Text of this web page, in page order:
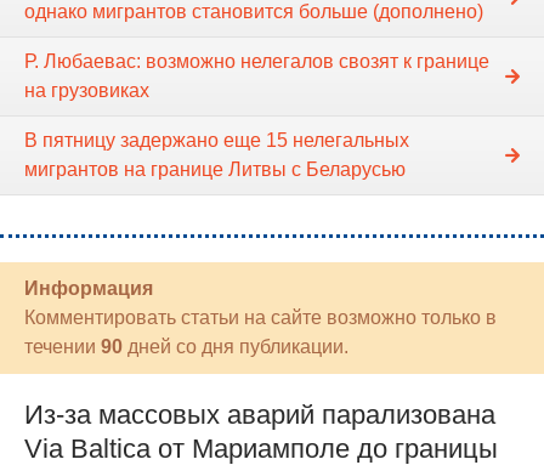
однако мигрантов становится больше (дополнено)
Р. Любаевас: возможно нелегалов свозят к границе
на грузовиках
В пятницу задержано еще 15 нелегальных
мигрантов на границе Литвы с Беларусью
Информация
Комментировать статьи на сайте возможно только в
течении 90 дней со дня публикации.
Из-за массовых аварий парализована
Via Baltica от Мариамполе до границы